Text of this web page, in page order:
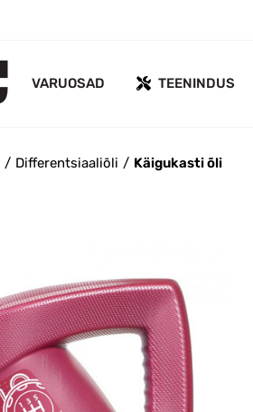
VARUOSAD TEENINDUS
Differentsiaaliõli Käigukasti õli